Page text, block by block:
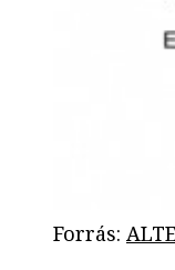
Forrás: